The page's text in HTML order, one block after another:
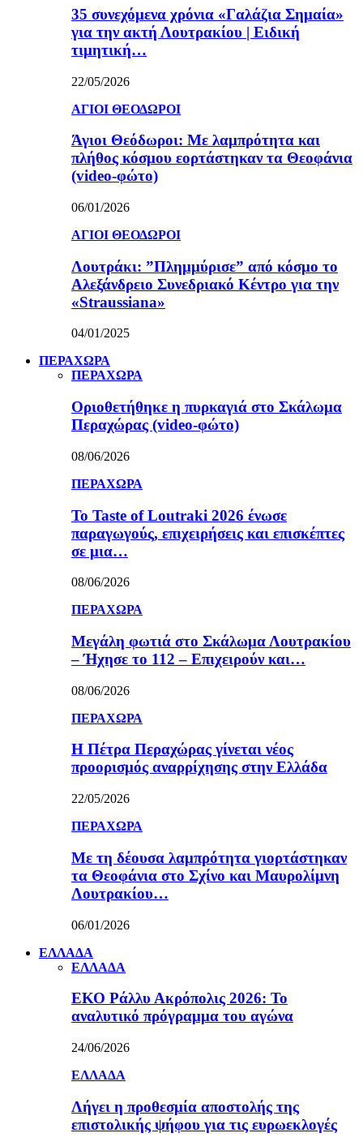
35 συνεχόμενα χρόνια «Γαλάζια Σημαία»
για την ακτή Λουτρακίου | Ειδική
τιμητική…
22/05/2026
ΑΓΙΟΙ ΘΕΟΔΩΡΟΙ
Άγιοι Θεόδωροι: Με λαμπρότητα και
πλήθος κόσμου εορτάστηκαν τα Θεοφάνια
(video-φώτο)
06/01/2026
ΑΓΙΟΙ ΘΕΟΔΩΡΟΙ
Λουτράκι: ”Πλημμύρισε” από κόσμο το
Αλεξάνδρειο Συνεδριακό Κέντρο για την
«Straussiana»
04/01/2025
ΠΕΡΑΧΩΡΑ
ΠΕΡΑΧΩΡΑ
Οριοθετήθηκε η πυρκαγιά στο Σκάλωμα
Περαχώρας (video-φώτο)
08/06/2026
ΠΕΡΑΧΩΡΑ
Το Taste of Loutraki 2026 ένωσε
παραγωγούς, επιχειρήσεις και επισκέπτες
σε μια…
08/06/2026
ΠΕΡΑΧΩΡΑ
Μεγάλη φωτιά στο Σκάλωμα Λουτρακίου
– Ήχησε το 112 – Επιχειρούν και…
08/06/2026
ΠΕΡΑΧΩΡΑ
Η Πέτρα Περαχώρας γίνεται νέος
προορισμός αναρρίχησης στην Ελλάδα
22/05/2026
ΠΕΡΑΧΩΡΑ
Με τη δέουσα λαμπρότητα γιορτάστηκαν
τα Θεοφάνια στο Σχίνο και Μαυρολίμνη
Λουτρακίου…
06/01/2026
ΕΛΛΑΔΑ
ΕΛΛΑΔΑ
ΕΚΟ Ράλλυ Ακρόπολις 2026: Το
αναλυτικό πρόγραμμα του αγώνα
24/06/2026
ΕΛΛΑΔΑ
Λήγει η προθεσμία αποστολής της
επιστολικής ψήφου για τις ευρωεκλογές